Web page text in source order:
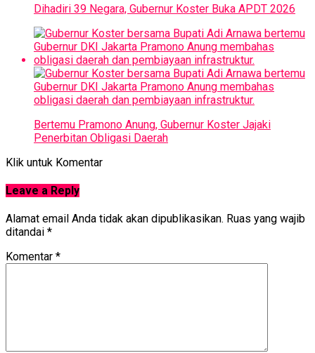
Dihadiri 39 Negara, Gubernur Koster Buka APDT 2026
Bertemu Pramono Anung, Gubernur Koster Jajaki
Penerbitan Obligasi Daerah
Klik untuk Komentar
Leave a Reply
Alamat email Anda tidak akan dipublikasikan. Ruas yang wajib
ditandai *
Komentar *